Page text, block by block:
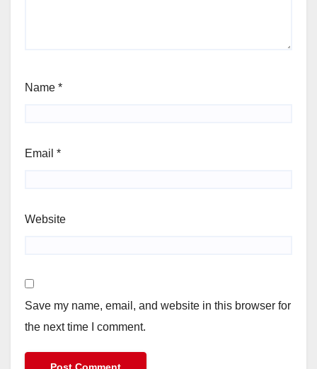
Name *
Email *
Website
Save my name, email, and website in this browser for
the next time I comment.